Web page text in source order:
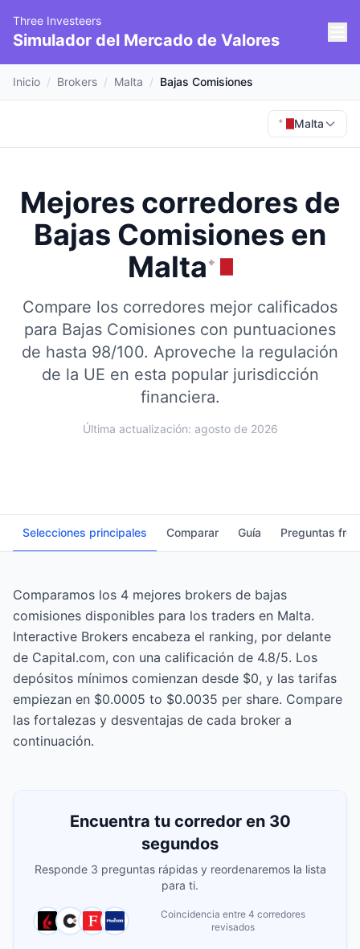
Three Investeers
Simulador del Mercado de Valores
Inicio / Brokers / Malta / Bajas Comisiones
Malta
Mejores corredores de
Bajas Comisiones en
Malta
Compare los corredores mejor calificados
para Bajas Comisiones con puntuaciones
de hasta 98/100. Aproveche la regulación
de la UE en esta popular jurisdicción
financiera.
Última actualización: agosto de 2026
Selecciones principales Comparar Guía Preguntas
Comparamos los 4 mejores brokers de bajas
comisiones disponibles para los traders en Malta.
Interactive Brokers encabeza el ranking, por delante
de Capital.com, con una calificación de 4.8/5. Los
depósitos mínimos comienzan desde $0, y las tarifas
empiezan en $0.0005 to $0.0035 per share. Compare
las fortalezas y desventajas de cada broker a
continuación.
Encuentra tu corredor en 30
segundos
Responde 3 preguntas rápidas y reordenaremos la lista
para ti.
Coincidencia entre 4 corredores
revisados